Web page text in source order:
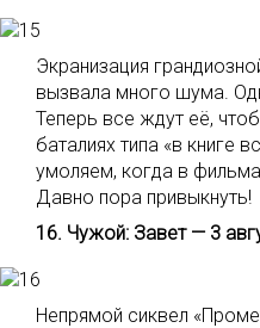
Экранизация
вызвала много шума.
Теперь все ждут её,
баталиях типа «в книге
умоляем, когда в
Давно пора привыкнуть!
16. Чужой: Завет — 3
Непрямой сиквел